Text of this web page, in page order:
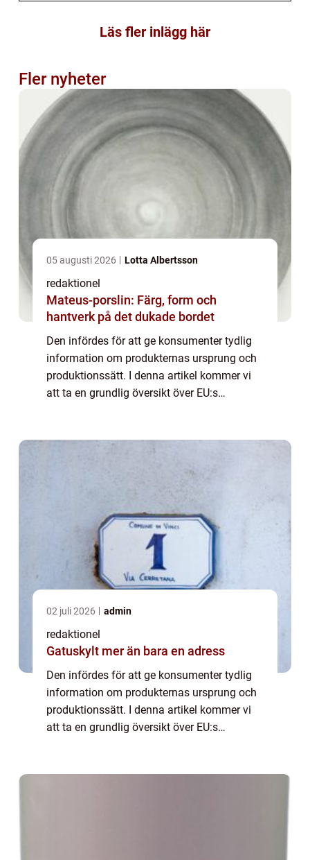
Läs fler inlägg här
Fler nyheter
05 augusti 2026 Lotta Albertsson
redaktionel
Mateus-porslin: Färg, form och
hantverk på det dukade bordet
Den infördes för att ge konsumenter tydlig
information om produkternas ursprung och
produktionssätt. I denna artikel kommer vi
att ta en grundlig översikt över EU:s
02 juli 2026 admin
redaktionel
Gatuskylt mer än bara en adress
Den infördes för att ge konsumenter tydlig
information om produkternas ursprung och
produktionssätt. I denna artikel kommer vi
att ta en grundlig översikt över EU:s